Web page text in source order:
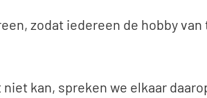
zodat iedereen de hobby
kan, spreken we elkaar